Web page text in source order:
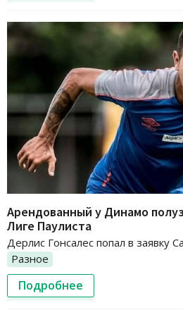
Арендованный у Динамо
Лиге Паулиста
Дерлис Гонсалес попал в заявку
Разное
Подробнее